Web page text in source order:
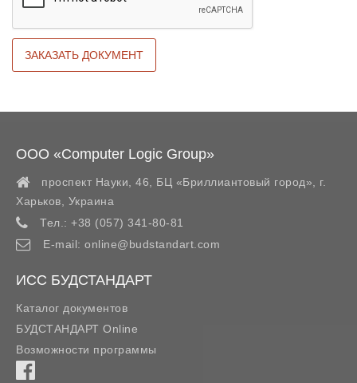
ООО «Computer Logic Group»
проспект Науки, 46, БЦ «Бриллиантовый город»,
г.
Харьков
Украина
Тел.: +38 (057) 341-80-81
E-mail: online@budstandart.com
ИСС БУДСТАНДАРТ
Каталог документов
БУДСТАНДАРТ Online
Возможности программы